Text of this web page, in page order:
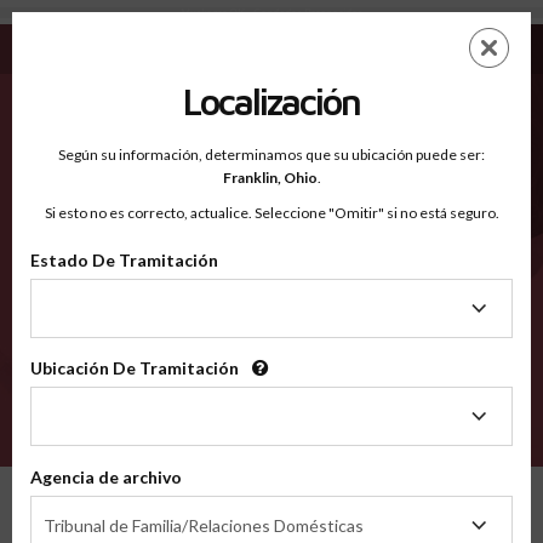
Muskogee OK - Condados Reconocidos
EN
Condados Reconocidos
2600
Localización
Según su información, determinamos que su ubicación puede ser:
Franklin, Ohio.
Si esto no es correcto, actualice. Seleccione "Omitir" si no está seguro.
Estado De Tramitación
Tramitación
Ubicación De Tramitación
Tramitación
Agencia de archivo
Tribunal de Familia/Relaciones Domésticas
de